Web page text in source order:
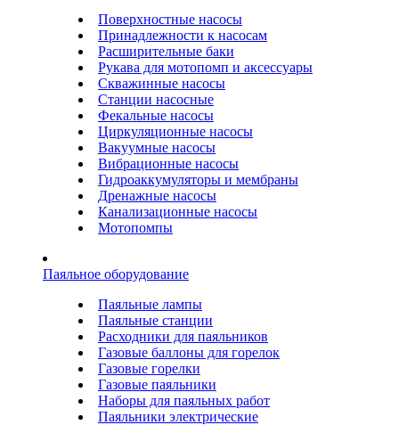
Поверхностные насосы
Принадлежности к насосам
Расширительные баки
Рукава для мотопомп и аксессуары
Скважинные насосы
Станции насосные
Фекальные насосы
Циркуляционные насосы
Вакуумные насосы
Вибрационные насосы
Гидроаккумуляторы и мембраны
Дренажные насосы
Канализационные насосы
Мотопомпы
Паяльное оборудование
Паяльные лампы
Паяльные станции
Расходники для паяльников
Газовые баллоны для горелок
Газовые горелки
Газовые паяльники
Наборы для паяльных работ
Паяльники электрические